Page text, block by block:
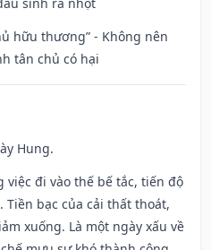
hữu thương” - Không nên
tân chủ có hại
Hung.
việc đi vào thế bế tắc, tiến độ
bạc của cải thất thoát,
xuống. Là một ngày xấu về